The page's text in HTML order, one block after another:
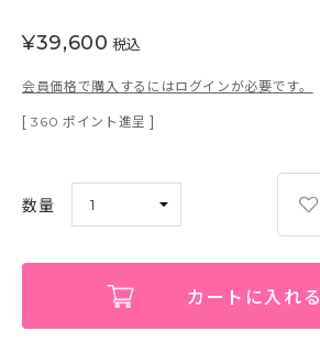
¥39,600 税込
会員価格で購入するにはログインが必要です。
[ 360 ポイント進呈 ]
カートに入れる